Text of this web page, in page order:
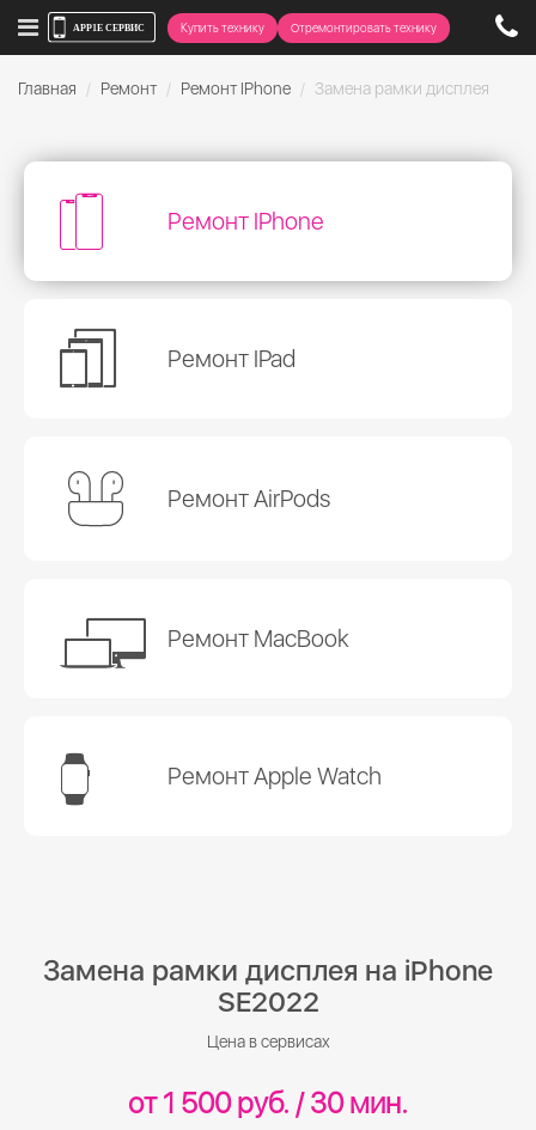
Купить технику Отремонтировать технику
Главная Ремонт Ремонт IPhone Замена рамки дисплея
Ремонт IPhone
Ремонт IPad
Ремонт AirPods
Ремонт MacBook
Ремонт Apple Watch
Замена рамки дисплея на iPhone
SE2022
Цена в сервисах
от 1 500 руб. / 30 мин.